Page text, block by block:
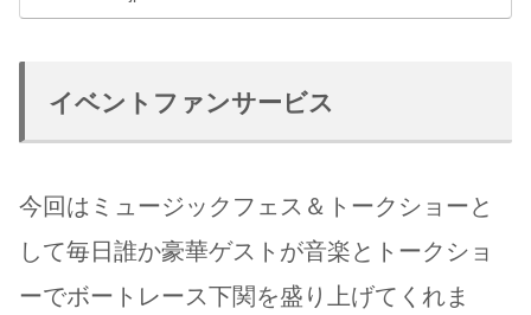
イベントファンサービス
今回はミュージックフェス＆トークショーと
して毎日誰か豪華ゲストが音楽とトークショ
ーでボートレース下関を盛り上げてくれま